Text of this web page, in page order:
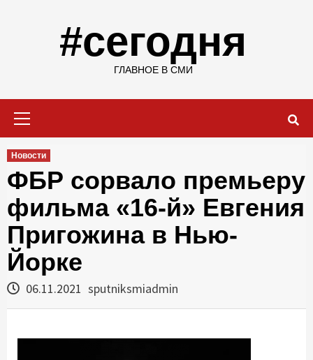
#сегодня
ГЛАВНОЕ В СМИ
Новости
ФБР сорвало премьеру
фильма «16-й» Евгения
Пригожина в Нью-
Йорке
06.11.2021 sputniksmiadmin